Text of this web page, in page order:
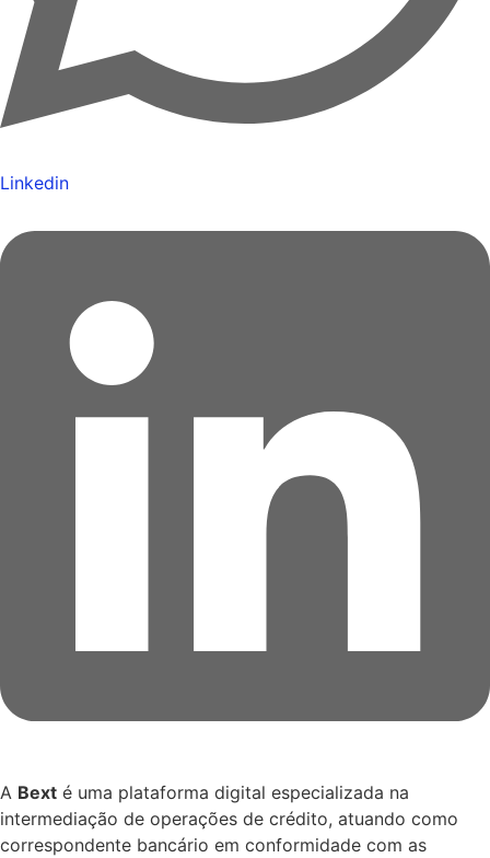
Linkedin
A Bext é uma plataforma digital especializada na
intermediação de operações de crédito, atuando como
correspondente bancário em conformidade com as